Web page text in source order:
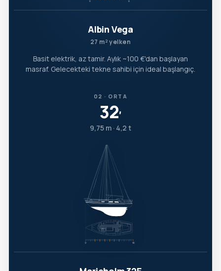
Albin Vega
27 m² yelken
Basit elektrik, az tamir. Aylık ~100 €'dan başlayan
masraf. Gelecekteki tekne sahibi için ideal başlangıç.
02 · ORTA
32′
9,75 m · 4,2 t